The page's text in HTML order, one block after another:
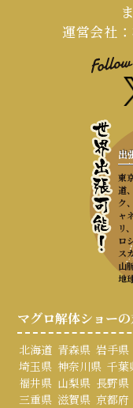
運営会社
出
東
道
ク
ャ
リ
ロ
ス
山
地
マグロ解体ショー
北海道 青森県 岩手県
埼玉県 神奈川県 千葉
福井県 山梨県 長野県
三重県 滋賀県 京都府